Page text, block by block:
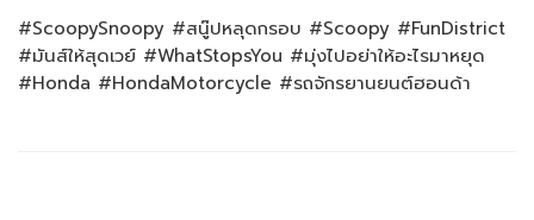
#ScoopySnoopy #สนู๊ปหลุดกรอบ #Scoopy #FunDistrict
#มันส์ให้สุดเวย์ #WhatStopsYou #มุ่งไปอย่าให้อะไรมาหยุด
#Honda #HondaMotorcycle #รถจักรยานยนต์ฮอนด้า